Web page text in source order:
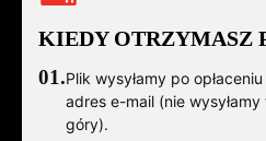
KIEDY OTRZYMASZ
01.Plik wysyłamy po
adres e-mail (nie
góry).